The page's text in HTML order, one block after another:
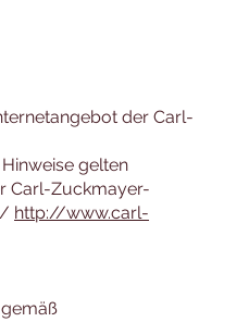
der Carl-
gelten
Carl-Zuckmayer-
/ http://www.carl-